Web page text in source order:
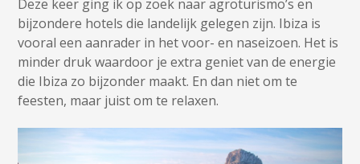
Deze keer ging ik op zoek naar agroturismo’s en
bijzondere hotels die landelijk gelegen zijn. Ibiza is
vooral een aanrader in het voor- en naseizoen. Het is
minder druk waardoor je extra geniet van de energie
die Ibiza zo bijzonder maakt. En dan niet om te
feesten, maar juist om te relaxen.